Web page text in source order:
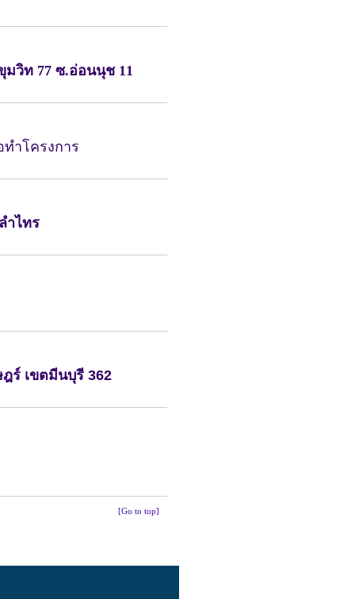
มวิท 77 ซ.อ่อนนุช 11
ำโครงการ
ำไทร
ร์ เขตมีนบุรี 362
[Go to top]